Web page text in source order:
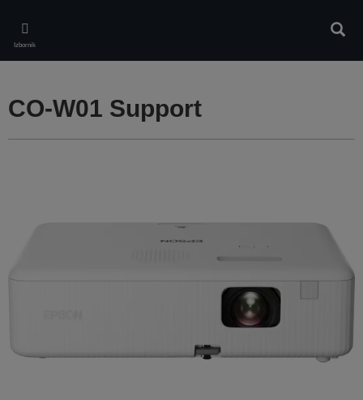
main
content
Izbornik
CO-W01 Support